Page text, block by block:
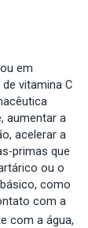
em
vitamina C
aumentar a
acelerar a
primas que
ou o
como
com a
com a água,